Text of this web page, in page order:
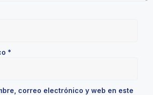
*
correo electrónico y web en este